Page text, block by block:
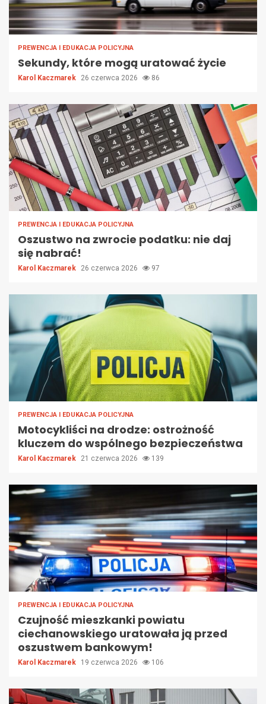
PREWENCJA I EDUKACJA POLICYJNA
Sekundy, które mogą uratować życie
Karol Kaczmarek 26 czerwca 2026 86
PREWENCJA I EDUKACJA POLICYJNA
Oszustwo na zwrocie podatku: nie daj
się nabrać!
Karol Kaczmarek 26 czerwca 2026 97
PREWENCJA I EDUKACJA POLICYJNA
Motocykliści na drodze: ostrożność
kluczem do wspólnego bezpieczeństwa
Karol Kaczmarek 21 czerwca 2026 139
PREWENCJA I EDUKACJA POLICYJNA
Czujność mieszkanki powiatu
ciechanowskiego uratowała ją przed
oszustwem bankowym!
Karol Kaczmarek 19 czerwca 2026 106